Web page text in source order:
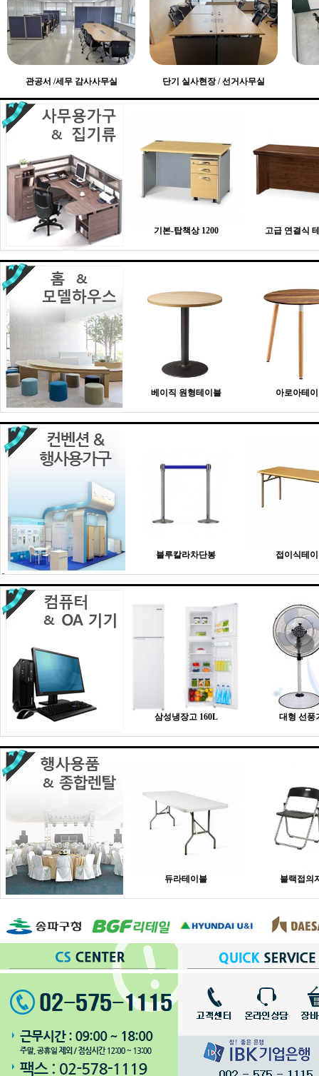
관공서 /세무 감사사무실 단기 실사현장 / 선거사무실
기본-탑책상 1200 고급 연결식
베이직 원형테이블 아로아테
블루칼라차단봉 접이식테
삼성냉장고 160L 대형 선풍
듀라테이블 블랙접의